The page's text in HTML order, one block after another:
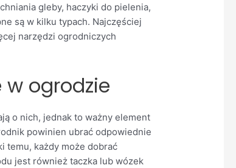
gleby, haczyki do pielenia,
są w kilku typach. Najczęściej
narzędzi ogrodniczych
ogrodzie
o nich, jednak to ważny element
powinien ubrać odpowiednie
temu, każdy może dobrać
jest również taczka lub wózek